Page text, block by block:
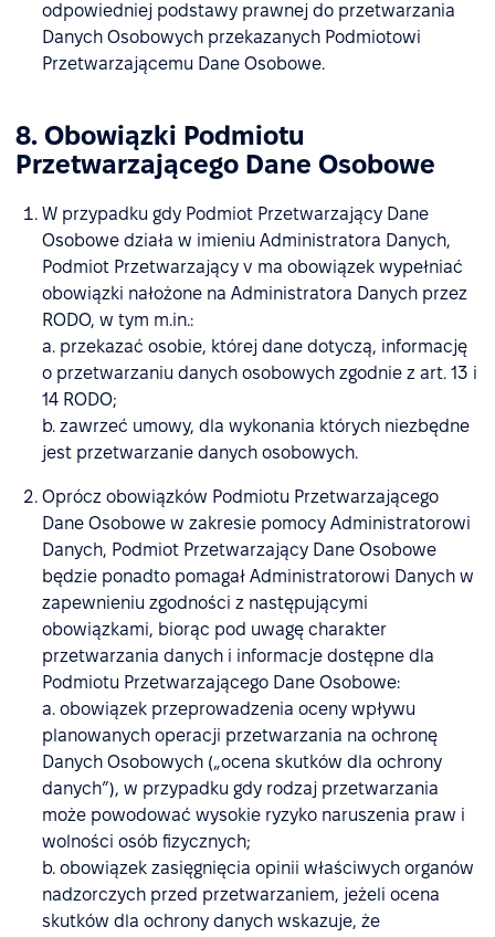
odpowiedniej podstawy prawnej do przetwarzania
Danych Osobowych przekazanych Podmiotowi
Przetwarzającemu Dane Osobowe.
8. Obowiązki Podmiotu
Przetwarzającego Dane Osobowe
W przypadku gdy Podmiot Przetwarzający Dane
Osobowe działa w imieniu Administratora Danych,
Podmiot Przetwarzający v ma obowiązek wypełniać
obowiązki nałożone na Administratora Danych przez
RODO, w tym m.in.:
a. przekazać osobie, której dane dotyczą, informację
o przetwarzaniu danych osobowych zgodnie z art. 13 i
14 RODO;
b. zawrzeć umowy, dla wykonania których niezbędne
jest przetwarzanie danych osobowych.
Oprócz obowiązków Podmiotu Przetwarzającego
Dane Osobowe w zakresie pomocy Administratorowi
Danych, Podmiot Przetwarzający Dane Osobowe
będzie ponadto pomagał Administratorowi Danych w
zapewnieniu zgodności z następującymi
obowiązkami, biorąc pod uwagę charakter
przetwarzania danych i informacje dostępne dla
Podmiotu Przetwarzającego Dane Osobowe:
a. obowiązek przeprowadzenia oceny wpływu
planowanych operacji przetwarzania na ochronę
Danych Osobowych („ocena skutków dla ochrony
danych”), w przypadku gdy rodzaj przetwarzania
może powodować wysokie ryzyko naruszenia praw i
wolności osób fizycznych;
b. obowiązek zasięgnięcia opinii właściwych organów
nadzorczych przed przetwarzaniem, jeżeli ocena
skutków dla ochrony danych wskazuje, że